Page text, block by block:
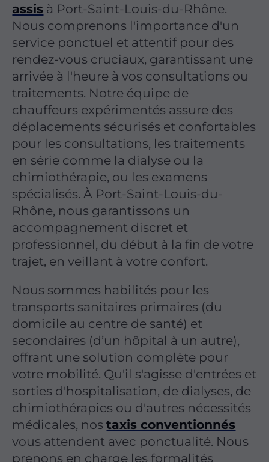
assis à Port-Saint-Louis-du-Rhône.
Nous comprenons l'importance d'un
service ponctuel et attentif pour des
rendez-vous cruciaux, garantissant une
arrivée à l'heure à vos consultations ou
traitements. Notre équipe de
chauffeurs expérimentés assure des
déplacements sécurisés et confortables
pour les consultations, les traitements
en série comme la dialyse ou la
chimiothérapie, ou les examens
spécialisés. À Port-Saint-Louis-du-
Rhône, nous garantissons un
accompagnement discret et
professionnel, du début à la fin de votre
trajet, en veillant à votre confort.
Nous sommes habilités pour les
transports sanitaires primaires (du
domicile au centre de santé) et
secondaires (d’un hôpital à un autre),
offrant une solution complète pour
votre mobilité. Qu'il s'agisse d'entrées et
sorties d'hospitalisation, de dialyses, de
chimiothérapies ou d'autres nécessités
médicales, nostaxis conventionnés
vous attendent avec ponctualité. Nous
prenons en charge les formalités